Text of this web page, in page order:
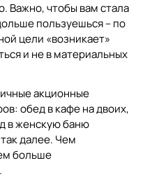
Важно, чтобы вам стала
пользуешься – по
цели «возникает»
и не в материальных
акционные
обед в кафе на двоих,
в женскую баню
далее. Чем
больше